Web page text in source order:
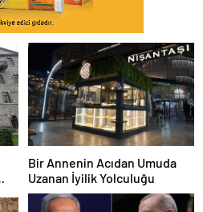
Bir Annenin Acıdan Umuda
Uzanan İyilik Yolculuğu